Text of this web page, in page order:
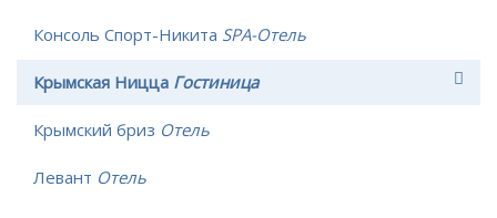
Консоль Спорт-Никита SPA-Отель
Крымская Ницца Гостиница
Крымский бриз Отель
Левант Отель